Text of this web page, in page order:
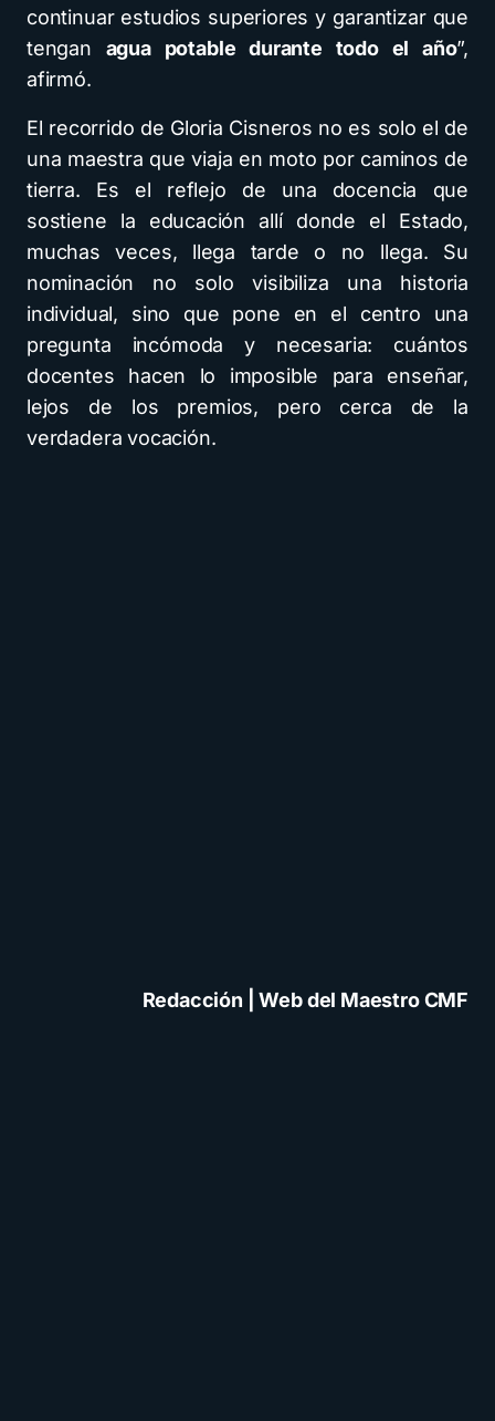
continuar estudios superiores y garantizar que
tengan agua potable durante todo el año”,
afirmó.
El recorrido de Gloria Cisneros no es solo el de
una maestra que viaja en moto por caminos de
tierra. Es el reflejo de una docencia que
sostiene la educación allí donde el Estado,
muchas veces, llega tarde o no llega. Su
nominación no solo visibiliza una historia
individual, sino que pone en el centro una
pregunta incómoda y necesaria: cuántos
docentes hacen lo imposible para enseñar,
lejos de los premios, pero cerca de la
verdadera vocación.
Redacción | Web del Maestro CMF